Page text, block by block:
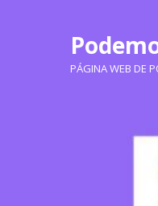
PÁGINA WEB DE